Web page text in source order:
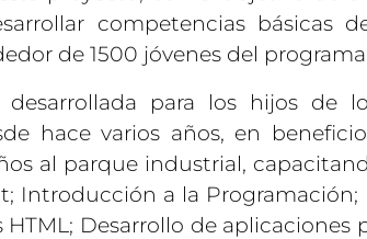
competencias básicas
de 1500 jóvenes del
desarrollada para los hijos de
hace varios años, en
al parque industrial,
Introducción a la
Desarrollo de aplicaciones